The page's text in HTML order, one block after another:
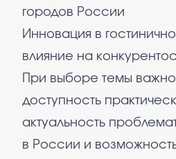
городов России
Инновация в
влияние на
При выборе темы важно
доступность
актуальность
в России и